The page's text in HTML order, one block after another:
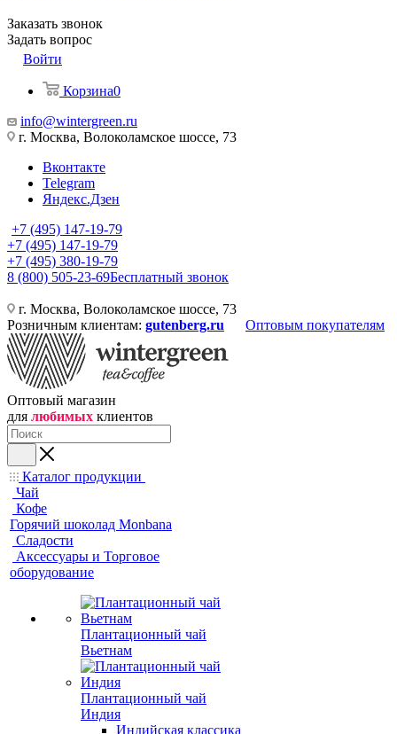
Заказать звонок
Задать вопрос
Войти
Корзина0
info@wintergreen.ru
г. Москва, Волоколамское шоссе, 73
Вконтакте
Telegram
Яндекс.Дзен
+7 (495) 147-19-79
+7 (495) 147-19-79
+7 (495) 380-19-79
8 (800) 505-23-69Бесплатный звонок
г. Москва, Волоколамское шоссе, 73
Розничным клиентам: gutenberg.ru Оптовым покупателям
Оптовый магазин
для любимых клиентов
Каталог продукции
Чай
Кофе
Горячий шоколад Monbana
Сладости
Аксессуары и Торговое
оборудование
Плантационный чай
Вьетнам
Плантационный чай
Индия
Индийская классика